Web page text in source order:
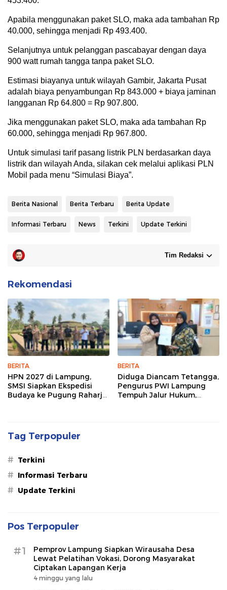
Apabila menggunakan paket SLO, maka ada tambahan Rp
40.000, sehingga menjadi Rp 493.400.
Selanjutnya untuk pelanggan pascabayar dengan daya
900 watt rumah tangga tanpa paket SLO.
Estimasi biayanya untuk wilayah Gambir, Jakarta Pusat
adalah biaya penyambungan Rp 843.000 + biaya jaminan
langganan Rp 64.800 = Rp 907.800.
Jika menggunakan paket SLO, maka ada tambahan Rp
60.000, sehingga menjadi Rp 967.800.
Untuk simulasi tarif pasang listrik PLN berdasarkan daya
listrik dan wilayah Anda, silakan cek melalui aplikasi PLN
Mobil pada menu “Simulasi Biaya”.
Berita Nasional Berita Terbaru Berita Update
Informasi Terbaru News Terkini Update Terkini
Tim Redaksi
Rekomendasi
BERITA
HPN 2027 di Lampung,
SMSI Siapkan Ekspedisi
Budaya ke Pugung Raharjo
BERITA
Diduga Diancam Tetangga,
Pengurus PWI Lampung
Tempuh Jalur Hukum,
Tag Terpopuler
# Terkini
# Informasi Terbaru
# Update Terkini
Pos Terpopuler
#1
Pemprov Lampung Siapkan Wirausaha Desa
Lewat Pelatihan Vokasi, Dorong Masyarakat
Ciptakan Lapangan Kerja
4 minggu yang lalu